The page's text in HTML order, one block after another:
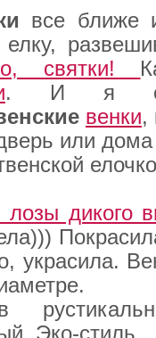
все ближе
елку,
святки!
. И я
венки,
или
лозы дикого
украсила.
Эко-стиль.